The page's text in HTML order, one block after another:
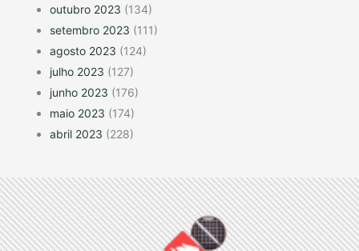
outubro 2023 (134)
setembro 2023 (111)
agosto 2023 (124)
julho 2023 (127)
junho 2023 (176)
maio 2023 (174)
abril 2023 (228)